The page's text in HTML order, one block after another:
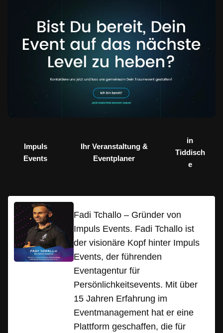
Impuls
Events
Ihr Veranstaltung &
Eventplaner
in
Tiddisch
e
Fadi Tchallo – Gründer von
Impuls Events. Fadi Tchallo ist
der visionäre Kopf hinter Impuls
Events, der führenden
Eventagentur für
Persönlichkeitsevents. Mit über
15 Jahren Erfahrung im
Eventmanagement hat er eine
Plattform geschaffen, die für